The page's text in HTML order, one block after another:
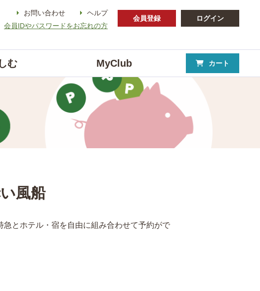
ヘルプ
お問い合わせ
会員IDやパスワードをお忘れの方
会員登録 ログイン
む MyClub カート
風船
とホテル・宿を自由に組み合わせて予約がで